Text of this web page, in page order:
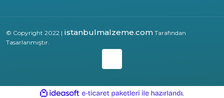
© Copyright 2022 | istanbulmalzeme.com Tarafından
Tasarlanmıştır.
ideasoft e-